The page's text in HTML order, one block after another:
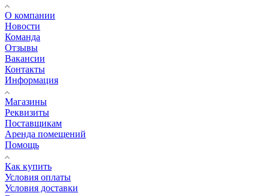
О компании
Новости
Команда
Отзывы
Вакансии
Контакты
Информация
Магазины
Реквизиты
Поставщикам
Аренда помещений
Помощь
Как купить
Условия оплаты
Условия доставки